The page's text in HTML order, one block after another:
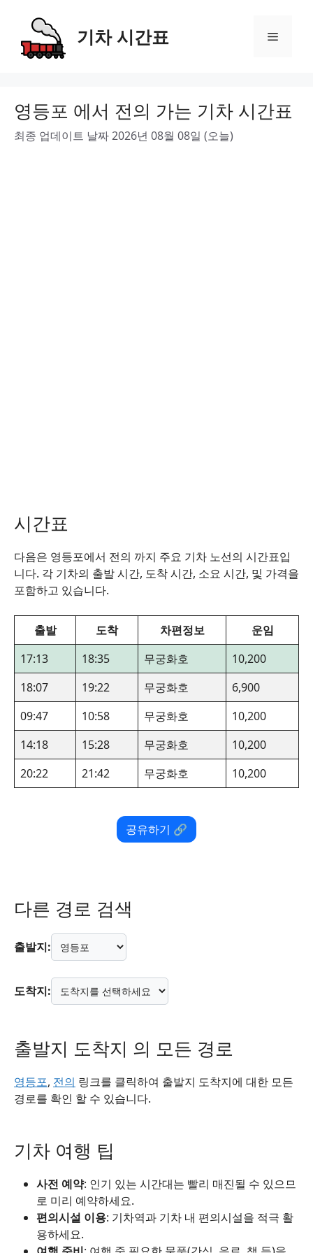
content
기차 시간표 Menu
영등포 에서 전의 가는 기차 시간표
최종 업데이트 날짜 2026년 08월 08일 (오늘)
시간표
다음은 영등포에서 전의 까지 주요 기차 노선의 시간표입
니다. 각 기차의 출발 시간, 도착 시간, 소요 시간, 및 가격을
포함하고 있습니다.
출발 도착 차편정보
운임
17:13
18:35 무궁화호
10,200
18:07
19:22 무궁화호
6,900
09:47
10:58 무궁화호
10,200
14:18
15:28 무궁화호
10,200
20:22
21:42 무궁화호 10,200
공유하기 🔗
다른 경로 검색
출발지:
도착지:
출발지 도착지 의 모든 경로
영등포, 전의 링크를 클릭하여 출발지 도착지에 대한 모든
경로를 확인 할 수 있습니다.
기차 여행 팁
사전 예약: 인기 있는 시간대는 빨리 매진될 수 있으므
로 미리 예약하세요.
편의시설 이용: 기차역과 기차 내 편의시설을 적극 활
용하세요.